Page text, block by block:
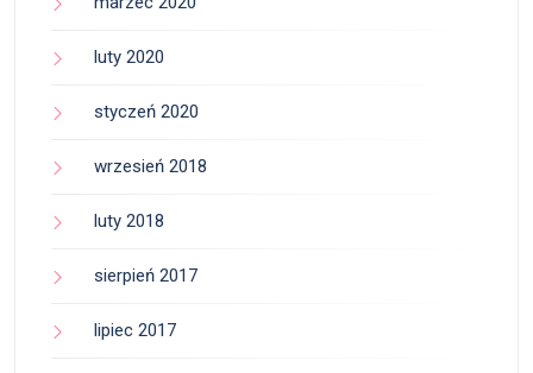
luty 2020
styczeń 2020
wrzesień 2018
luty 2018
sierpień 2017
lipiec 2017